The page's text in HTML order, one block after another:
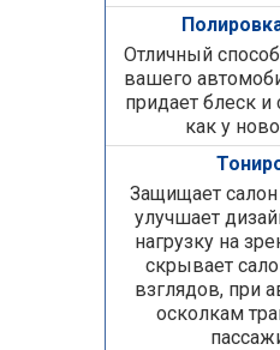
Отличный
вашего
придает блеск и
как у
Защищает салон
улучшает
нагрузку на
скрывает
взглядов, при
осколкам